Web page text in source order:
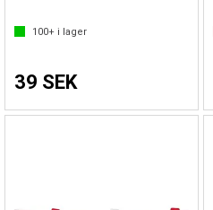
100+ i lager
39 SEK